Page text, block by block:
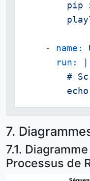
pip
- name:
run:
#
7.
7.1.
Processus de